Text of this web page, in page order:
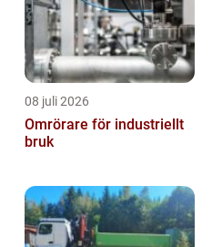
08 juli 2026
Omrörare för industriellt
bruk